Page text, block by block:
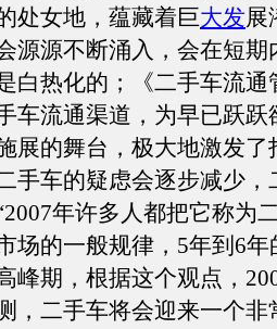
处女地，蕴藏着巨大发展
源源不断涌入，会在短期
白热化的；《二手车流通
车流通渠道，为早已跃跃
展的舞台，极大地激发了
手车的疑虑会逐步减少，
年许多人都把它称为
场的一般规律，5年到6
峰期，根据这个观点，
，二手车将会迎来一个非